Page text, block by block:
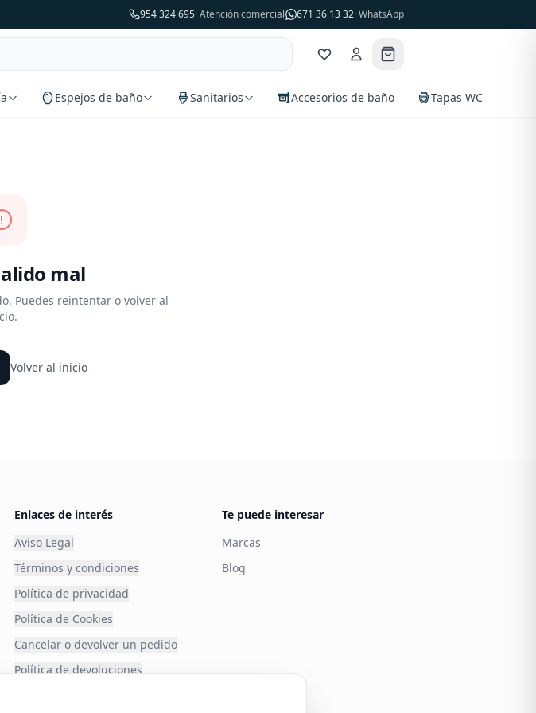
954 324 695· Atención comercial 671 36 13 32· WhatsApp
Espejos de baño Sanitarios Accesorios de baño Tapas WC
mal
Puedes reintentar o volver al
Volver al inicio
Enlaces de interés
Aviso Legal
Términos y condiciones
Política de privacidad
Política de Cookies
Cancelar o devolver un pedido
Política de devoluciones
Te puede interesar
Marcas
Blog